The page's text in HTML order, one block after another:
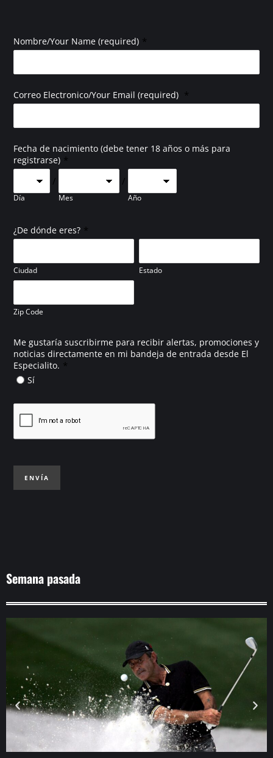
Nombre/Your Name (required) *
Correo Electronico/Your Email (required) *
Fecha de nacimiento (debe tener 18 años o más para
registrarse) *
Día
/
Mes
/
Año
¿De dónde eres? *
Ciudad Estado
Zip Code
Me gustaría suscribirme para recibir alertas, promociones y
noticias directamente en mi bandeja de entrada desde El
Especialito. *
Sí
ENVÍA
Semana pasada